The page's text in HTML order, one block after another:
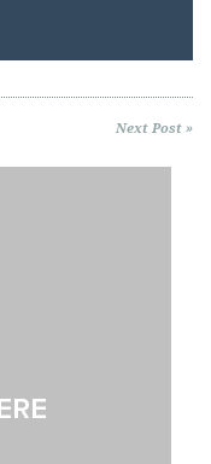
Next Post »